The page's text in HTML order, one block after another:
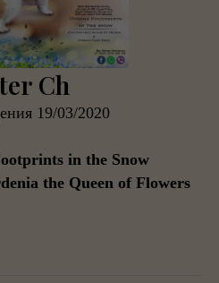
Ch
19/03/2020
in the Snow
the Queen of Flowers